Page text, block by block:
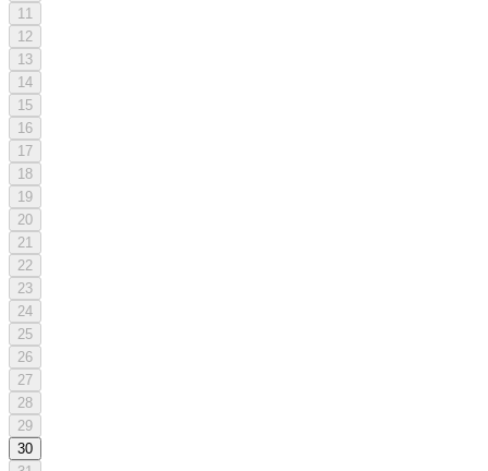
11
12
13
14
15
16
17
18
19
20
21
22
23
24
25
26
27
28
29
30